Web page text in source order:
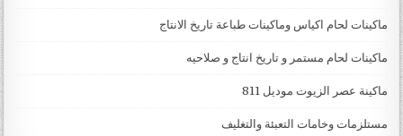
ماكينات لحام اكياس وماكينات طباعة تاريخ الانتاج
ماكينات لحام مستمر و تاريخ انتاج و صلاحيه
ماكينة عصر الزيوت موديل 811
مستلزمات وخامات التعبئة والتغليف